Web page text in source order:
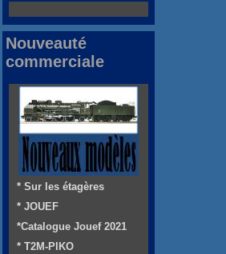
Nouveauté
commerciale
* Sur les étagères
* JOUEF
*Catalogue Jouef 2021
* T2M-PIKO